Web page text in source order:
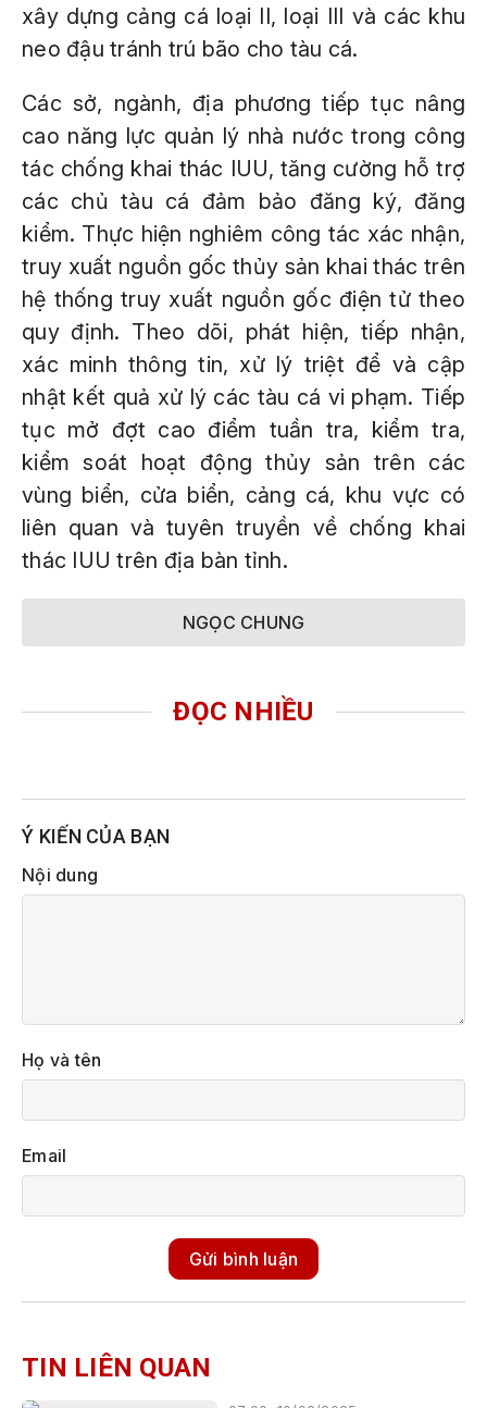
xây dựng cảng cá loại II, loại III và các khu
neo đậu tránh trú bão cho tàu cá.
Các sở, ngành, địa phương tiếp tục nâng
cao năng lực quản lý nhà nước trong công
tác chống khai thác IUU, tăng cường hỗ trợ
các chủ tàu cá đảm bảo đăng ký, đăng
kiểm. Thực hiện nghiêm công tác xác nhận,
truy xuất nguồn gốc thủy sản khai thác trên
hệ thống truy xuất nguồn gốc điện tử theo
quy định. Theo dõi, phát hiện, tiếp nhận,
xác minh thông tin, xử lý triệt để và cập
nhật kết quả xử lý các tàu cá vi phạm. Tiếp
tục mở đợt cao điểm tuần tra, kiểm tra,
kiểm soát hoạt động thủy sản trên các
vùng biển, cửa biển, cảng cá, khu vực có
liên quan và tuyên truyền về chống khai
thác IUU trên địa bàn tỉnh.
NGỌC CHUNG
ĐỌC NHIỀU
Ý KIẾN CỦA BẠN
Nội dung
Họ và tên
Email
Gửi bình luận
TIN LIÊN QUAN